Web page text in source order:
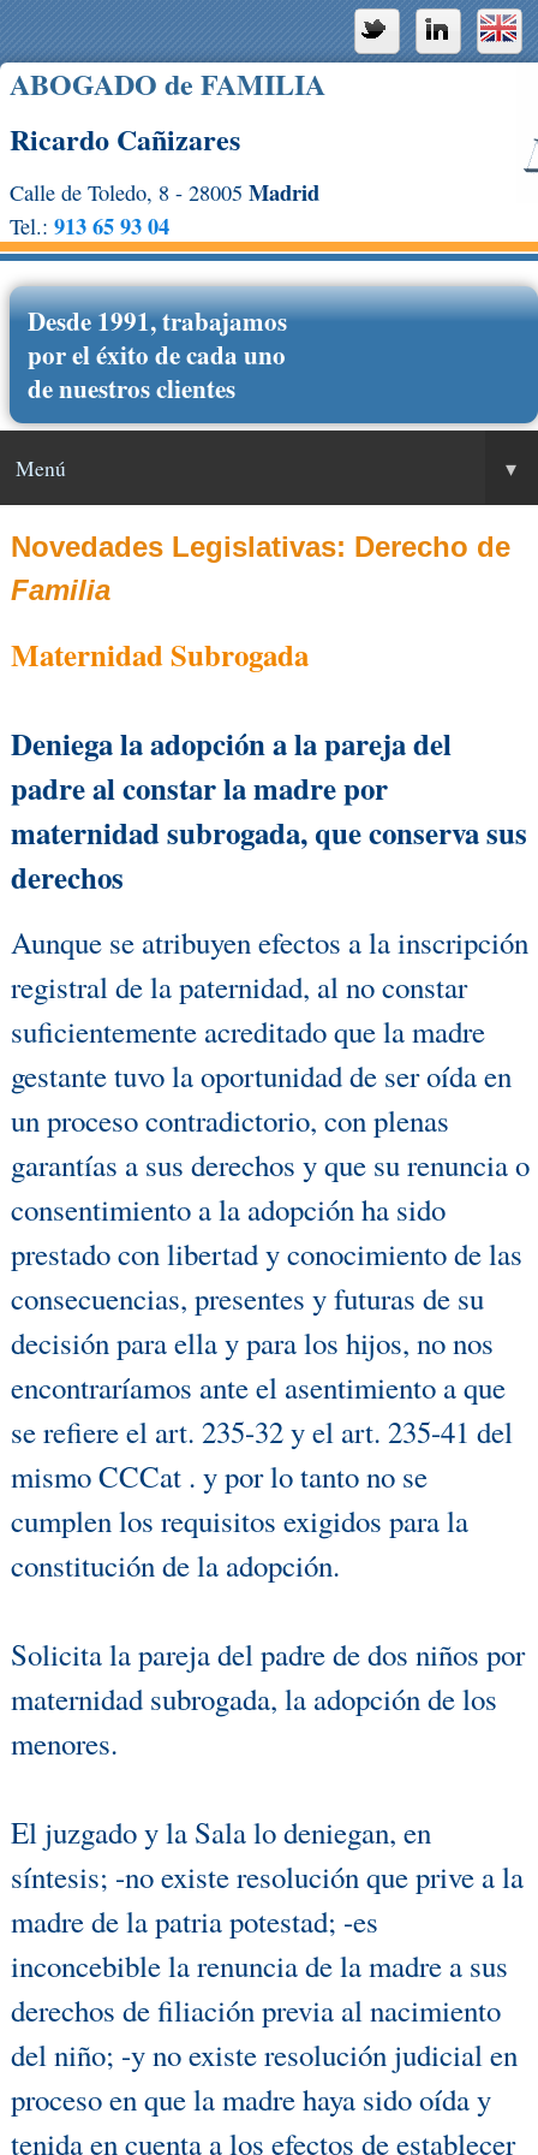
ABOGADO de FAMILIA
Ricardo Cañizares
Calle de Toledo, 8 - 28005 Madrid
Tel.: 913 65 93 04
Desde 1991, trabajamos
por el éxito de cada uno
de nuestros clientes
Menú ▾
Novedades Legislativas: Derecho de
Familia
Maternidad Subrogada
Deniega la adopción a la pareja del
padre al constar la madre por
maternidad subrogada, que conserva sus
derechos
Aunque se atribuyen efectos a la inscripción
registral de la paternidad, al no constar
suficientemente acreditado que la madre
gestante tuvo la oportunidad de ser oída en
un proceso contradictorio, con plenas
garantías a sus derechos y que su renuncia o
consentimiento a la adopción ha sido
prestado con libertad y conocimiento de las
consecuencias, presentes y futuras de su
decisión para ella y para los hijos, no nos
encontraríamos ante el asentimiento a que
se refiere el art. 235-32 y el art. 235-41 del
mismo CCCat . y por lo tanto no se
cumplen los requisitos exigidos para la
constitución de la adopción.
Solicita la pareja del padre de dos niños por
maternidad subrogada, la adopción de los
menores.
El juzgado y la Sala lo deniegan, en
síntesis; -no existe resolución que prive a la
madre de la patria potestad; -es
inconcebible la renuncia de la madre a sus
derechos de filiación previa al nacimiento
del niño; -y no existe resolución judicial en
proceso en que la madre haya sido oída y
tenida en cuenta a los efectos de establecer